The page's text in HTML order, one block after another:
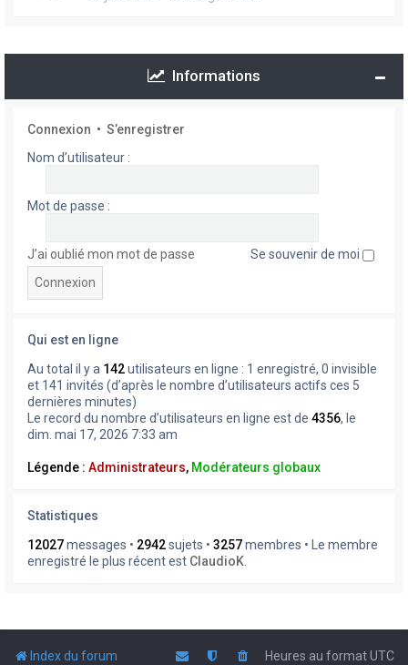
Informations
Connexion • S’enregistrer
Nom d’utilisateur :
Mot de passe :
J’ai oublié mon mot de passe Se souvenir de moi
Qui est en ligne
Au total il y a 142utilisateurs en ligne : 1 enregistré, 0 invisible
et 141 invités (d’après le nombre d’utilisateurs actifs ces 5
dernières minutes)
Le record du nombre d’utilisateurs en ligne est de 4356, le
dim. mai 17, 2026 7:33 am
Légende : Administrateurs, Modérateurs globaux
Statistiques
12027messages • 2942sujets • 3257membres • Le membre
enregistré le plus récent est ClaudioK
Index du forum Heures au formatUTC